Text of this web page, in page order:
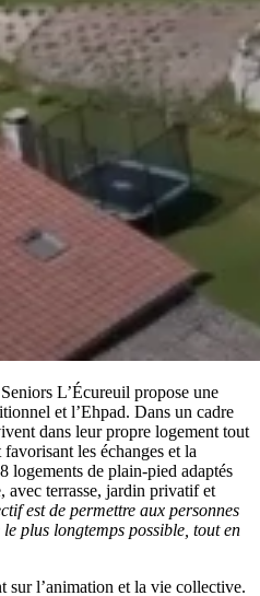
L’Écureuil propose une
et l’Ehpad. Dans un cadre
dans leur propre logement tout
les échanges et la
logements de plain-pied adaptés
avec terrasse, jardin privatif et
est de permettre aux personnes
plus longtemps possible, tout en
sur l’animation et la vie collective.